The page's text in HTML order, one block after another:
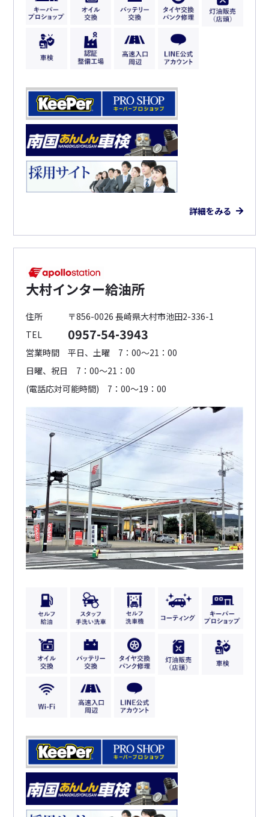
詳細をみる
大村インター給油所
住所
〒856-0026 長崎県大村市池田2-336-1
TEL
0957-54-3943
営業時間
平日、土曜 7：00～21：00
日曜、祝日 7：00～21：00
(電話応対可能時間) 7：00～19：00